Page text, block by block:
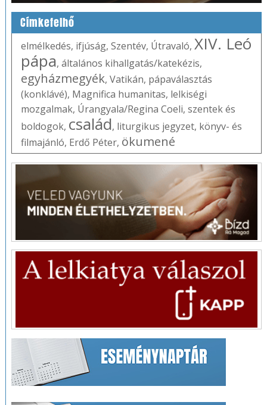
Címkefelhő
elmélkedés, ifjúság, Szentév, Útravaló, XIV. Leó
pápa, általános kihallgatás/katekézis,
egyházmegyék, Vatikán, pápaválasztás
(konklávé), Magnifica humanitas, lelkiségi
mozgalmak, Úrangyala/Regina Coeli, szentek és
boldogok, család, liturgikus jegyzet, könyv- és
filmajánló, Erdő Péter, ökumené